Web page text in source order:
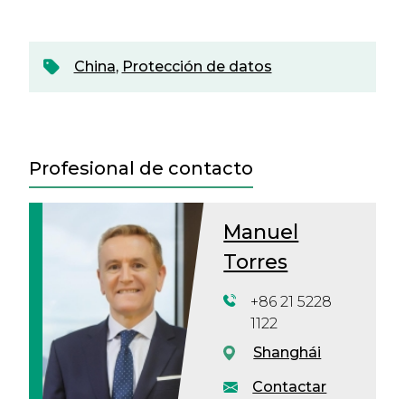
China, Protección de datos
Profesional de contacto
Manuel
Torres
Contactar
+86 21 5228
1122
Shanghái